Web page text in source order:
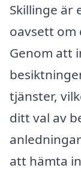
Skillinge är
oavsett om
Genom att
tjänster,
ditt val av
att hämta